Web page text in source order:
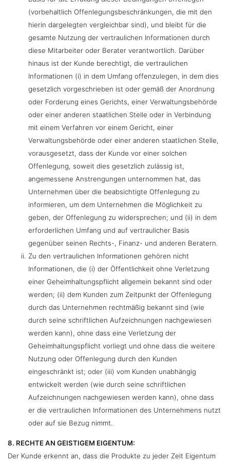
(vorbehaltlich Offenlegungsbeschränkungen, die mit den
hierin dargelegten vergleichbar sind), und bleibt für die
gesamte Nutzung der vertraulichen Informationen durch
diese Mitarbeiter oder Berater verantwortlich. Darüber
hinaus ist der Kunde berechtigt, die vertraulichen
Informationen (i) in dem Umfang offenzulegen, in dem dies
gesetzlich vorgeschrieben ist oder gemäß der Anordnung
oder Forderung eines Gerichts, einer Verwaltungsbehörde
oder einer anderen staatlichen Stelle oder in Verbindung
mit einem Verfahren vor einem Gericht, einer
Verwaltungsbehörde oder einer anderen staatlichen Stelle,
vorausgesetzt, dass der Kunde vor einer solchen
Offenlegung, soweit dies gesetzlich zulässig ist,
angemessene Anstrengungen unternommen hat, das
Unternehmen über die beabsichtigte Offenlegung zu
informieren, um dem Unternehmen die Möglichkeit zu
geben, der Offenlegung zu widersprechen; und (ii) in dem
erforderlichen Umfang und auf vertraulicher Basis
gegenüber seinen Rechts-, Finanz- und anderen Beratern.
Zu den vertraulichen Informationen gehören nicht
Informationen, die (i) der Öffentlichkeit ohne Verletzung
einer Geheimhaltungspflicht allgemein bekannt sind oder
werden; (ii) dem Kunden zum Zeitpunkt der Offenlegung
durch das Unternehmen rechtmäßig bekannt sind (wie
durch seine schriftlichen Aufzeichnungen nachgewiesen
werden kann), ohne dass eine Verletzung der
Geheimhaltungspflicht vorliegt und ohne dass die weitere
Nutzung oder Offenlegung durch den Kunden
eingeschränkt ist; oder (iii) vom Kunden unabhängig
entwickelt werden (wie durch seine schriftlichen
Aufzeichnungen nachgewiesen werden kann), ohne dass
er die vertraulichen Informationen des Unternehmens nutzt
oder auf sie Bezug nimmt.
8. RECHTE AN GEISTIGEM EIGENTUM:
Der Kunde erkennt an, dass die Produkte zu jeder Zeit Eigentum